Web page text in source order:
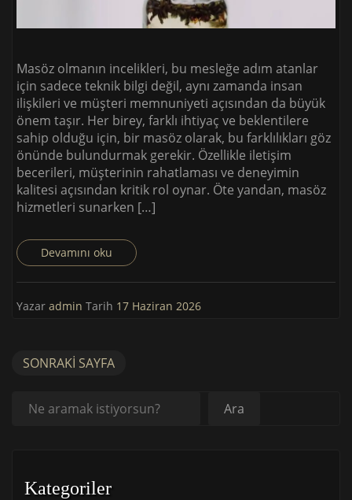
Masöz olmanın incelikleri, bu mesleğe adım atanlar
için sadece teknik bilgi değil, aynı zamanda insan
ilişkileri ve müşteri memnuniyeti açısından da büyük
önem taşır. Her birey, farklı ihtiyaç ve beklentilere
sahip olduğu için, bir masöz olarak, bu farklılıkları göz
önünde bulundurmak gerekir. Özellikle iletişim
becerileri, müşterinin rahatlaması ve deneyimin
kalitesi açısından kritik rol oynar. Öte yandan, masöz
hizmetleri sunarken […]
Devamını oku
Yazar admin Tarih 17 Haziran 2026
SONRAKI SAYFA
Ara Ara
Kategoriler